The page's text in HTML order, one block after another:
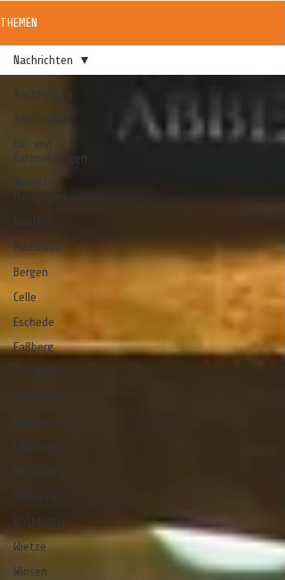
THEMEN
Nachrichten
Top Thema
Eil- und
Kurzmeldungen
Neueste
Meldungen
Vor Ort
MediaWall
Bergen
Celle
Eschede
Faßberg
Flotwedel
Hambühren
Lachendorf
Lohheide
Nienhagen
Südheide
Wathlingen
Wietze
Winsen
Nachrichten